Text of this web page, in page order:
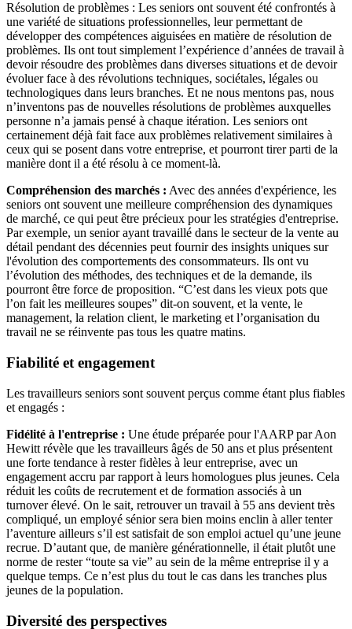
Résolution de problèmes : Les seniors ont souvent été confrontés à
une variété de situations professionnelles, leur permettant de
développer des compétences aiguisées en matière de résolution de
problèmes. Ils ont tout simplement l’expérience d’années de travail à
devoir résoudre des problèmes dans diverses situations et de devoir
évoluer face à des révolutions techniques, sociétales, légales ou
technologiques dans leurs branches. Et ne nous mentons pas, nous
n’inventons pas de nouvelles résolutions de problèmes auxquelles
personne n’a jamais pensé à chaque itération. Les seniors ont
certainement déjà fait face aux problèmes relativement similaires à
ceux qui se posent dans votre entreprise, et pourront tirer parti de la
manière dont il a été résolu à ce moment-là.
Compréhension des marchés : Avec des années d'expérience, les
seniors ont souvent une meilleure compréhension des dynamiques
de marché, ce qui peut être précieux pour les stratégies d'entreprise.
Par exemple, un senior ayant travaillé dans le secteur de la vente au
détail pendant des décennies peut fournir des insights uniques sur
l'évolution des comportements des consommateurs. Ils ont vu
l’évolution des méthodes, des techniques et de la demande, ils
pourront être force de proposition. “C’est dans les vieux pots que
l’on fait les meilleures soupes” dit-on souvent, et la vente, le
management, la relation client, le marketing et l’organisation du
travail ne se réinvente pas tous les quatre matins.
Fiabilité et engagement
Les travailleurs seniors sont souvent perçus comme étant plus fiables
et engagés :
Fidélité à l'entreprise : Une étude préparée pour l'AARP par Aon
Hewitt révèle que les travailleurs âgés de 50 ans et plus présentent
une forte tendance à rester fidèles à leur entreprise, avec un
engagement accru par rapport à leurs homologues plus jeunes​​. Cela
réduit les coûts de recrutement et de formation associés à un
turnover élevé. On le sait, retrouver un travail à 55 ans devient très
compliqué, un employé sénior sera bien moins enclin à aller tenter
l’aventure ailleurs s’il est satisfait de son emploi actuel qu’une jeune
recrue. D’autant que, de manière générationnelle, il était plutôt une
norme de rester “toute sa vie” au sein de la même entreprise il y a
quelque temps. Ce n’est plus du tout le cas dans les tranches plus
jeunes de la population.
Diversité des perspectives